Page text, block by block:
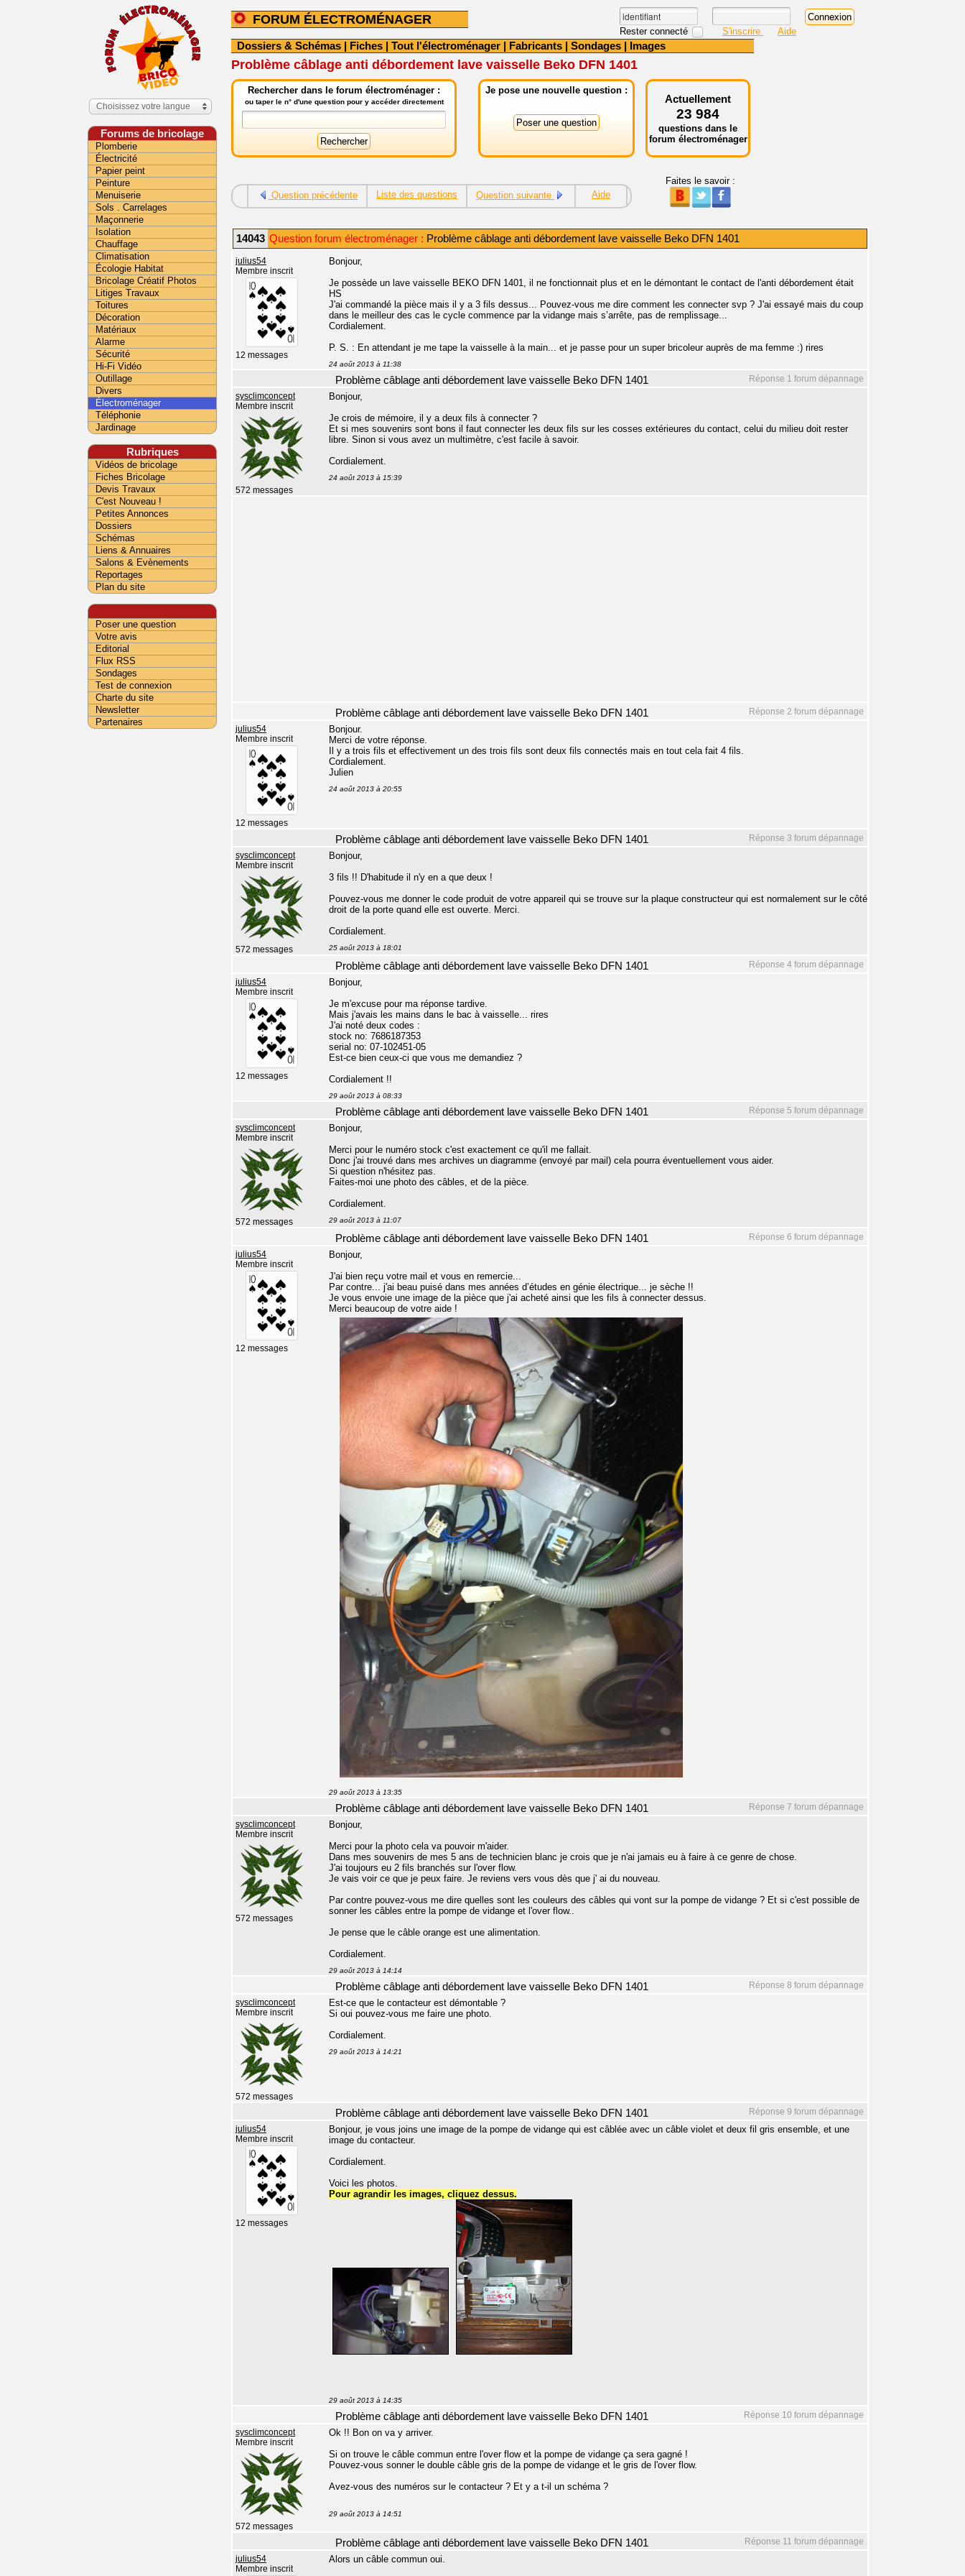
FORUM ÉLECTROMÉNAGER
Rester connecté S'inscrire Aide
Dossiers & Schémas | Fiches | Tout l'électroménager | Fabricants | Sondages | Images
Problème câblage anti débordement lave vaisselle Beko DFN 1401
Rechercher dans le forum électroménager :
ou taper le n° d'une question pour y accéder directement
Je pose une nouvelle question :
Actuellement
23 984
questions dans le
forum électroménager
Question précédente Liste des questions Question suivante Aide
Faites le savoir :
14043 Question forum électroménager : Problème câblage anti débordement lave vaisselle Beko DFN 1401
julius54
Membre inscrit
12 messages
Bonjour,
Je possède un lave vaisselle BEKO DFN 1401, il ne fonctionnait plus et en le démontant le contact de l'anti débordement était
HS
J'ai commandé la pièce mais il y a 3 fils dessus... Pouvez-vous me dire comment les connecter svp ? J'ai essayé mais du coup
dans le meilleur des cas le cycle commence par la vidange mais s’arrête, pas de remplissage...
Cordialement.
P. S. : En attendant je me tape la vaisselle à la main... et je passe pour un super bricoleur auprès de ma femme :) rires
24 août 2013 à 11:38
Réponse 1 forum dépannage
Problème câblage anti débordement lave vaisselle Beko DFN 1401
sysclimconcept
Membre inscrit
572 messages
Bonjour,
Je crois de mémoire, il y a deux fils à connecter ?
Et si mes souvenirs sont bons il faut connecter les deux fils sur les cosses extérieures du contact, celui du milieu doit rester
libre. Sinon si vous avez un multimètre, c'est facile à savoir.
Cordialement.
24 août 2013 à 15:39
Réponse 2 forum dépannage
Problème câblage anti débordement lave vaisselle Beko DFN 1401
julius54
Membre inscrit
12 messages
Bonjour.
Merci de votre réponse.
Il y a trois fils et effectivement un des trois fils sont deux fils connectés mais en tout cela fait 4 fils.
Cordialement.
Julien
24 août 2013 à 20:55
Réponse 3 forum dépannage
Problème câblage anti débordement lave vaisselle Beko DFN 1401
sysclimconcept
Membre inscrit
572 messages
Bonjour,
3 fils !! D'habitude il n'y en a que deux !
Pouvez-vous me donner le code produit de votre appareil qui se trouve sur la plaque constructeur qui est normalement sur le côté
droit de la porte quand elle est ouverte. Merci.
Cordialement.
25 août 2013 à 18:01
Réponse 4 forum dépannage
Problème câblage anti débordement lave vaisselle Beko DFN 1401
julius54
Membre inscrit
12 messages
Bonjour,
Je m'excuse pour ma réponse tardive.
Mais j'avais les mains dans le bac à vaisselle... rires
J'ai noté deux codes :
stock no: 7686187353
serial no: 07-102451-05
Est-ce bien ceux-ci que vous me demandiez ?
Cordialement !!
29 août 2013 à 08:33
Réponse 5 forum dépannage
Problème câblage anti débordement lave vaisselle Beko DFN 1401
sysclimconcept
Membre inscrit
572 messages
Bonjour,
Merci pour le numéro stock c'est exactement ce qu'il me fallait.
Donc j'ai trouvé dans mes archives un diagramme (envoyé par mail) cela pourra éventuellement vous aider.
Si question n'hésitez pas.
Faites-moi une photo des câbles, et de la pièce.
Cordialement.
29 août 2013 à 11:07
Réponse 6 forum dépannage
Problème câblage anti débordement lave vaisselle Beko DFN 1401
julius54
Membre inscrit
12 messages
Bonjour,
J'ai bien reçu votre mail et vous en remercie...
Par contre... j'ai beau puisé dans mes années d’études en génie électrique... je sèche !!
Je vous envoie une image de la pièce que j'ai acheté ainsi que les fils à connecter dessus.
Merci beaucoup de votre aide !
29 août 2013 à 13:35
Réponse 7 forum dépannage
Problème câblage anti débordement lave vaisselle Beko DFN 1401
sysclimconcept
Membre inscrit
572 messages
Bonjour,
Merci pour la photo cela va pouvoir m'aider.
Dans mes souvenirs de mes 5 ans de technicien blanc je crois que je n'ai jamais eu à faire à ce genre de chose.
J'ai toujours eu 2 fils branchés sur l'over flow.
Je vais voir ce que je peux faire. Je reviens vers vous dès que j' ai du nouveau.
Par contre pouvez-vous me dire quelles sont les couleurs des câbles qui vont sur la pompe de vidange ? Et si c'est possible de
sonner les câbles entre la pompe de vidange et l'over flow..
Je pense que le câble orange est une alimentation.
Cordialement.
29 août 2013 à 14:14
Réponse 8 forum dépannage
Problème câblage anti débordement lave vaisselle Beko DFN 1401
sysclimconcept
Membre inscrit
572 messages
Est-ce que le contacteur est démontable ?
Si oui pouvez-vous me faire une photo.
Cordialement.
29 août 2013 à 14:21
Réponse 9 forum dépannage
Problème câblage anti débordement lave vaisselle Beko DFN 1401
julius54
Membre inscrit
12 messages
Bonjour, je vous joins une image de la pompe de vidange qui est câblée avec un câble violet et deux fil gris ensemble, et une
image du contacteur.
Cordialement.
Voici les photos.
Pour agrandir les images, cliquez dessus.
29 août 2013 à 14:35
Réponse 10 forum dépannage
Problème câblage anti débordement lave vaisselle Beko DFN 1401
sysclimconcept
Membre inscrit
572 messages
Ok !! Bon on va y arriver.
Si on trouve le câble commun entre l'over flow et la pompe de vidange ça sera gagné !
Pouvez-vous sonner le double câble gris de la pompe de vidange et le gris de l'over flow.
Avez-vous des numéros sur le contacteur ? Et y a t-il un schéma ?
29 août 2013 à 14:51
Réponse 11 forum dépannage
Problème câblage anti débordement lave vaisselle Beko DFN 1401
julius54
Membre inscrit
Alors un câble commun oui.
Choisissez votre langue
Forums de bricolage
Plomberie
Électricité
Papier peint
Peinture
Menuiserie
Sols . Carrelages
Maçonnerie
Isolation
Chauffage
Climatisation
Écologie Habitat
Bricolage Créatif Photos
Litiges Travaux
Toitures
Décoration
Matériaux
Alarme
Sécurité
Hi-Fi Vidéo
Outillage
Divers
Électroménager
Téléphonie
Jardinage
Rubriques
Vidéos de bricolage
Fiches Bricolage
Devis Travaux
C'est Nouveau !
Petites Annonces
Dossiers
Schémas
Liens & Annuaires
Salons & Evènements
Reportages
Plan du site
Poser une question
Votre avis
Editorial
Flux RSS
Sondages
Test de connexion
Charte du site
Newsletter
Partenaires